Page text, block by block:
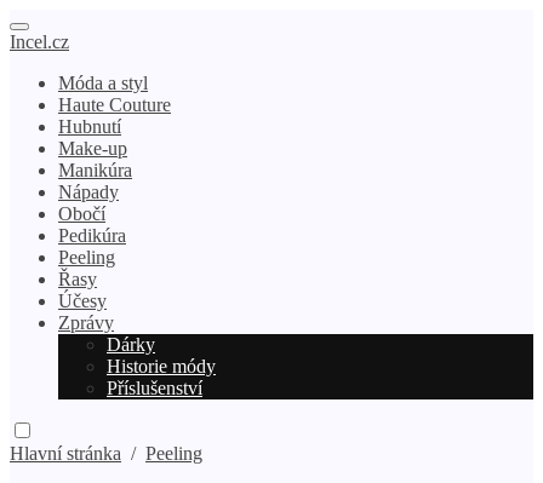
Incel.cz
Móda a styl
Haute Couture
Hubnutí
Make-up
Manikúra
Nápady
Obočí
Pedikúra
Peeling
Řasy
Účesy
Zprávy
Dárky
Historie módy
Příslušenství
Hlavní stránka / Peeling